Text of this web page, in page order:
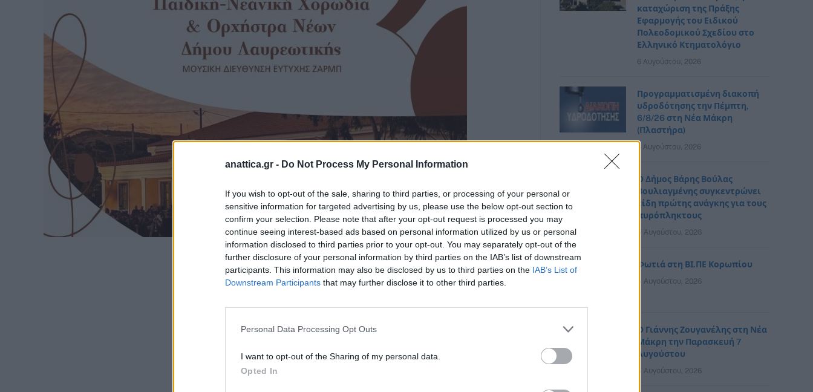
anattica.gr - Do Not Process My Personal Information
If you wish to opt-out of the sale, sharing to third parties, or processing of your personal or
sensitive information for targeted advertising by us, please use the below opt-out section to
confirm your selection. Please note that after your opt-out request is processed you may
continue seeing interest-based ads based on personal information utilized by us or personal
information disclosed to third parties prior to your opt-out. You may separately opt-out of the
further disclosure of your personal information by third parties on the IAB’s list of downstream
participants. This information may also be disclosed by us to third parties on the IAB’s List of
Downstream Participants that may further disclose it to other third parties.
Personal Data Processing Opt Outs
I want to opt-out of the Sharing of my personal data.
Opted In
καταχώριση της Πράξης
Εφαρμογής του Ειδικού
Πολεοδομικού Σχεδίου στο
Ελληνικό Κτηματολόγιο
6 Αυγούστου, 2026
Προγραμματισμένη διακοπή
υδροδότησης την Πέμπτη,
6/8/26 στη Νέα Μάκρη
(Πλαστήρα)
6 Αυγούστου, 2026
Ο Δήμος Βάρης Βούλας
Βουλιαγμένης συγκεντρώνει
είδη πρώτης ανάγκης για τους
πυρόπληκτους
5 Αυγούστου, 2026
Φωτιά στη ΒΙ.ΠΕ Κορωπίου
5 Αυγούστου, 2026
Ο Γιάννης Ζουγανέλης στη Νέα
Μάκρη την Παρασκευή 7
Αυγούστου
5 Αυγούστου, 2026